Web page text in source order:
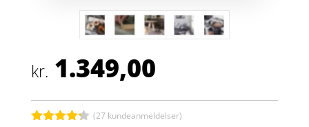
kr. 1.349,00
(27 kundeanmeldelser)